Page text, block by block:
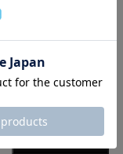
【即日発送】誕生石対応
ダーネックレ...
価格：13,750円(税込)